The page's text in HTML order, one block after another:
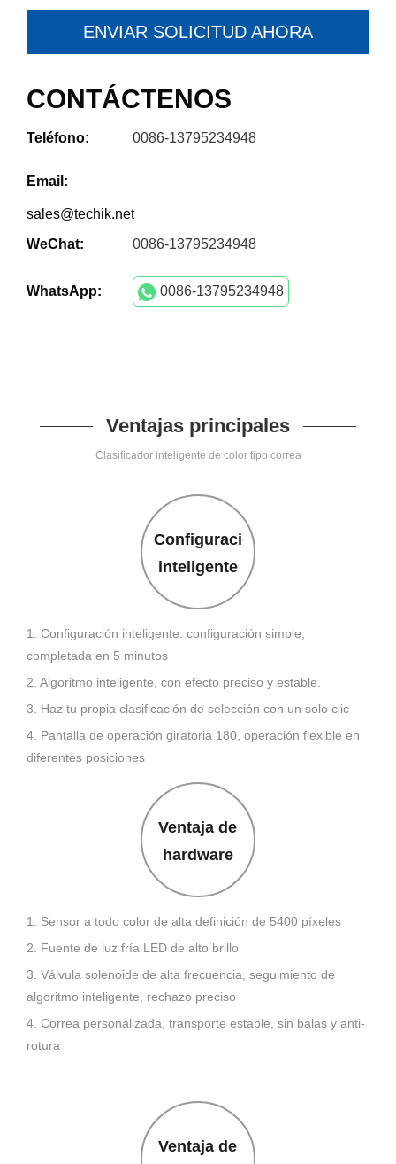
ENVIAR SOLICITUD AHORA
CONTÁCTENOS
Teléfono: 0086-13795234948
Email:
sales@techik.net
WeChat:
0086-13795234948
WhatsApp: 0086-13795234948
Ventajas principales
Clasificador inteligente de color tipo correa
Configuración
inteligente
1. Configuración inteligente: configuración simple,
completada en 5 minutos
2. Algoritmo inteligente, con efecto preciso y estable.
3. Haz tu propia clasificación de selección con un solo clic
4. Pantalla de operación giratoria 180, operación flexible en
diferentes posiciones
Ventaja de
hardware
1. Sensor a todo color de alta definición de 5400 píxeles
2. Fuente de luz fría LED de alto brillo
3. Válvula solenoide de alta frecuencia, seguimiento de
algoritmo inteligente, rechazo preciso
4. Correa personalizada, transporte estable, sin balas y anti-
rotura
Ventaja de